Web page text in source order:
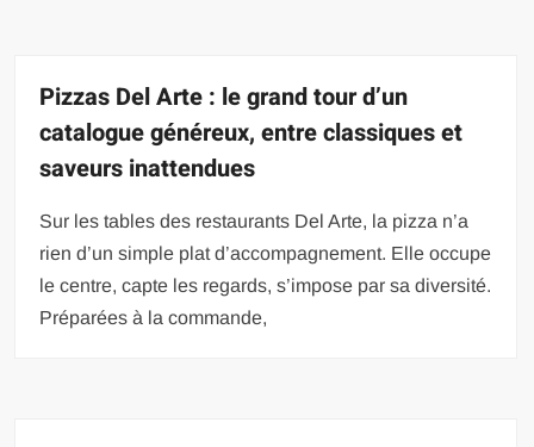
Pizzas Del Arte : le grand tour d’un
catalogue généreux, entre classiques et
saveurs inattendues
Sur les tables des restaurants Del Arte, la pizza n’a
rien d’un simple plat d’accompagnement. Elle occupe
le centre, capte les regards, s’impose par sa diversité.
Préparées à la commande,